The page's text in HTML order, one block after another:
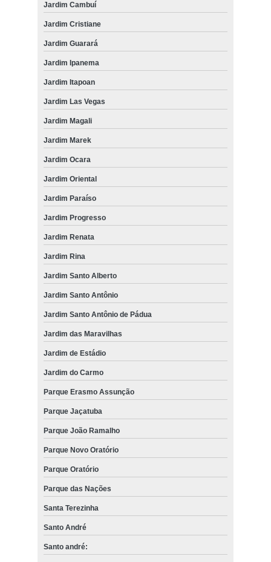
Jardim Cambuí
Jardim Cristiane
Jardim Guarará
Jardim Ipanema
Jardim Itapoan
Jardim Las Vegas
Jardim Magali
Jardim Marek
Jardim Ocara
Jardim Oriental
Jardim Paraíso
Jardim Progresso
Jardim Renata
Jardim Rina
Jardim Santo Alberto
Jardim Santo Antônio
Jardim Santo Antônio de Pádua
Jardim das Maravilhas
Jardim de Estádio
Jardim do Carmo
Parque Erasmo Assunção
Parque Jaçatuba
Parque João Ramalho
Parque Novo Oratório
Parque Oratório
Parque das Nações
Santa Terezinha
Santo André
Santo andré: